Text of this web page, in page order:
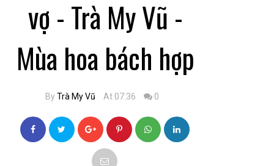
vợ - Trà My Vũ -
Mùa hoa bách hợp
ByTrà My Vũ At 07:36 0